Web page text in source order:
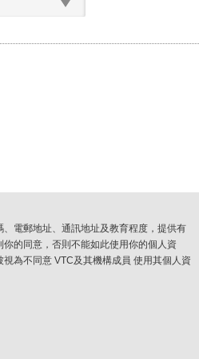
電郵地址、通訊地址及教育程度，提供有
的同意，否則不能如此使用你的個人資
為不同意 VTC及其機構成員 使用其個人資